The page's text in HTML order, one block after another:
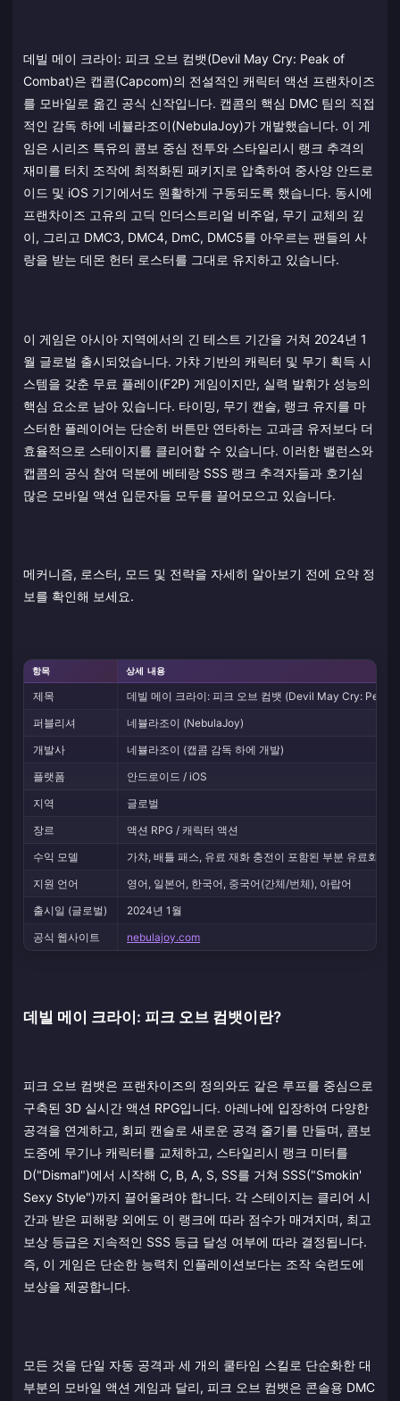
데빌 메이 크라이: 피크 오브 컴뱃(Devil May Cry: Peak of
Combat)은 캡콤(Capcom)의 전설적인 캐릭터 액션 프랜차이즈
를 모바일로 옮긴 공식 신작입니다. 캡콤의 핵심 DMC 팀의 직접
적인 감독 하에 네뷸라조이(NebulaJoy)가 개발했습니다. 이 게
임은 시리즈 특유의 콤보 중심 전투와 스타일리시 랭크 추격의
재미를 터치 조작에 최적화된 패키지로 압축하여 중사양 안드로
이드 및 iOS 기기에서도 원활하게 구동되도록 했습니다. 동시에
프랜차이즈 고유의 고딕 인더스트리얼 비주얼, 무기 교체의 깊
이, 그리고 DMC3, DMC4, DmC, DMC5를 아우르는 팬들의 사
랑을 받는 데몬 헌터 로스터를 그대로 유지하고 있습니다.
이 게임은 아시아 지역에서의 긴 테스트 기간을 거쳐 2024년 1
월 글로벌 출시되었습니다. 가챠 기반의 캐릭터 및 무기 획득 시
스템을 갖춘 무료 플레이(F2P) 게임이지만, 실력 발휘가 성능의
핵심 요소로 남아 있습니다. 타이밍, 무기 캔슬, 랭크 유지를 마
스터한 플레이어는 단순히 버튼만 연타하는 고과금 유저보다 더
효율적으로 스테이지를 클리어할 수 있습니다. 이러한 밸런스와
캡콤의 공식 참여 덕분에 베테랑 SSS 랭크 추격자들과 호기심
많은 모바일 액션 입문자들 모두를 끌어모으고 있습니다.
메커니즘, 로스터, 모드 및 전략을 자세히 알아보기 전에 요약 정
보를 확인해 보세요.
항목 상세 내용
제목
데빌 메이 크라이: 피크 오브 컴뱃 (Devil May Cry: Peak
퍼블리셔
네뷸라조이 (NebulaJoy)
개발사
네뷸라조이 (캡콤 감독 하에 개발)
플랫폼
안드로이드 / iOS
지역
글로벌
장르
액션 RPG / 캐릭터 액션
수익 모델
가챠, 배틀 패스, 유료 재화 충전이 포함된 부분 유료화
지원 언어
영어, 일본어, 한국어, 중국어(간체/번체), 아랍어
출시일 (글로벌)
2024년 1월
공식 웹사이트
nebulajoy.com
데빌 메이 크라이: 피크 오브 컴뱃이란?
피크 오브 컴뱃은 프랜차이즈의 정의와도 같은 루프를 중심으로
구축된 3D 실시간 액션 RPG입니다. 아레나에 입장하여 다양한
공격을 연계하고, 회피 캔슬로 새로운 공격 줄기를 만들며, 콤보
도중에 무기나 캐릭터를 교체하고, 스타일리시 랭크 미터를
D("Dismal")에서 시작해 C, B, A, S, SS를 거쳐 SSS("Smokin'
Sexy Style")까지 끌어올려야 합니다. 각 스테이지는 클리어 시
간과 받은 피해량 외에도 이 랭크에 따라 점수가 매겨지며, 최고
보상 등급은 지속적인 SSS 등급 달성 여부에 따라 결정됩니다.
즉, 이 게임은 단순한 능력치 인플레이션보다는 조작 숙련도에
보상을 제공합니다.
모든 것을 단일 자동 공격과 세 개의 쿨타임 스킬로 단순화한 대
부분의 모바일 액션 게임과 달리, 피크 오브 컴뱃은 콘솔용 DMC